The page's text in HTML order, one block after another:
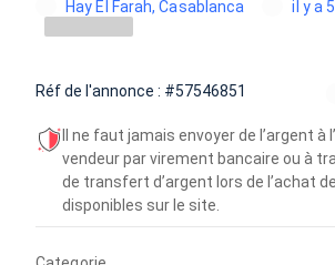
Hay El Farah, Casablanca il y a
Réf de l'annonce : #57546851
Il ne faut jamais envoyer de l’argent à
vendeur par virement bancaire ou à
de transfert d’argent lors de l’achat
disponibles sur le site.